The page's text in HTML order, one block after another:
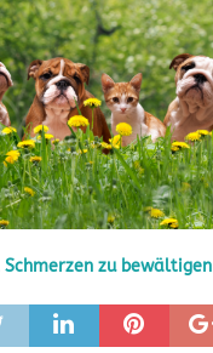
Schmerzen zu bewältigen